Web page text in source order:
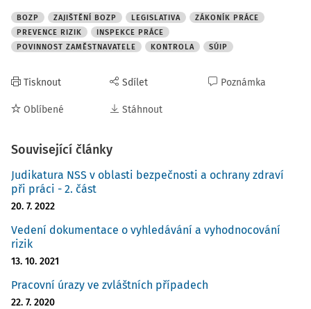
BOZP ZAJIŠTĚNÍ BOZP LEGISLATIVA
ZÁKONÍK PRÁCE
PREVENCE RIZIK
INSPEKCE PRÁCE
POVINNOST ZAMĚSTNAVATELE
KONTROLA SÚIP
Tisknout
Oblíbené
Sdílet
Stáhnout
Poznámka
Související články
Judikatura NSS v oblasti bezpečnosti a ochrany zdraví
při práci - 2. část
20. 7. 2022
Vedení dokumentace o vyhledávání a vyhodnocování
rizik
13. 10. 2021
Pracovní úrazy ve zvláštních případech
22. 7. 2020